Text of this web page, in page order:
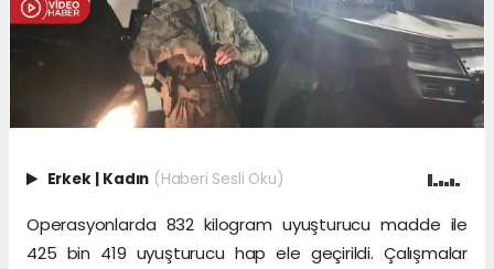
Erkek Kadın (Haberi Sesli Oku)
Operasyonlarda 832 kilogram uyuşturucu madde ile
425 bin 419 uyuşturucu hap ele geçirildi. Çalışmalar